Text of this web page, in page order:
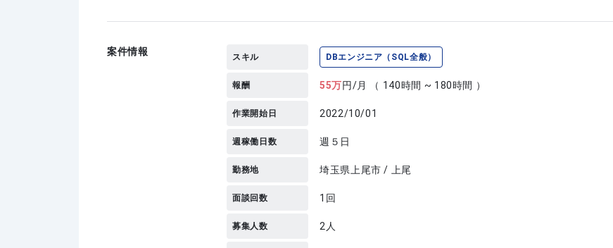
案件情報 スキル DBエンジニア（SQL全般）
報酬 55万円/月 （ 140時間 ~ 180時間 ）
作業開始日 2022/10/01
週稼働日数 週５日
勤務地 埼玉県上尾市 / 上尾
面談回数 1回
募集人数 2人